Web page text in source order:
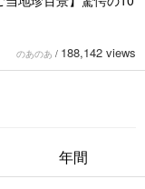
のあのあ / 188,142 views
年間